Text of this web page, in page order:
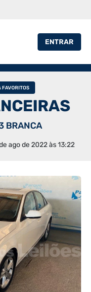
ENTRAR
FAVORITOS
BRANCA
ago de 2022 às 13:22